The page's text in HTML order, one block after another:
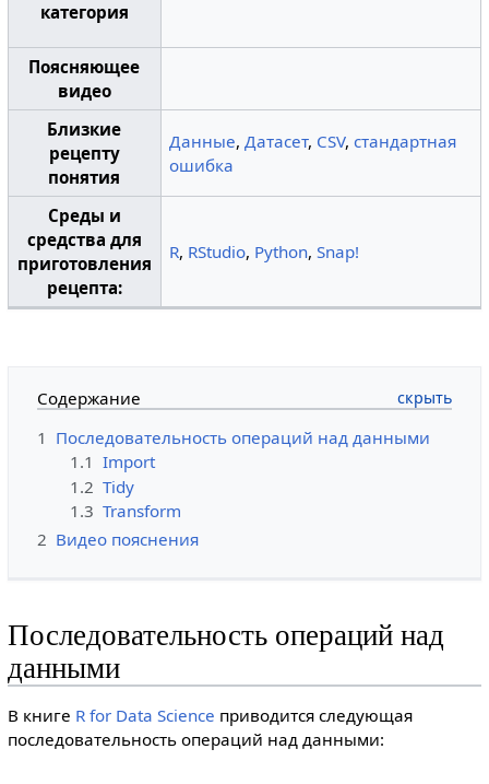
категория
Поясняющее
видео
Близкие
рецепту
понятия
Данные,Датасет, CSV,стандартная
ошибка
Среды и
средства для
приготовления
рецепта:
R, RStudio, Python,Snap!
Содержание
1 Последовательность операций над данными
1.1 Import
1.2 Tidy
1.3 Transform
2 Видео пояснения
Последовательность операций над
данными
В книге R for Data Science приводится следующая
последовательность операций над данными: